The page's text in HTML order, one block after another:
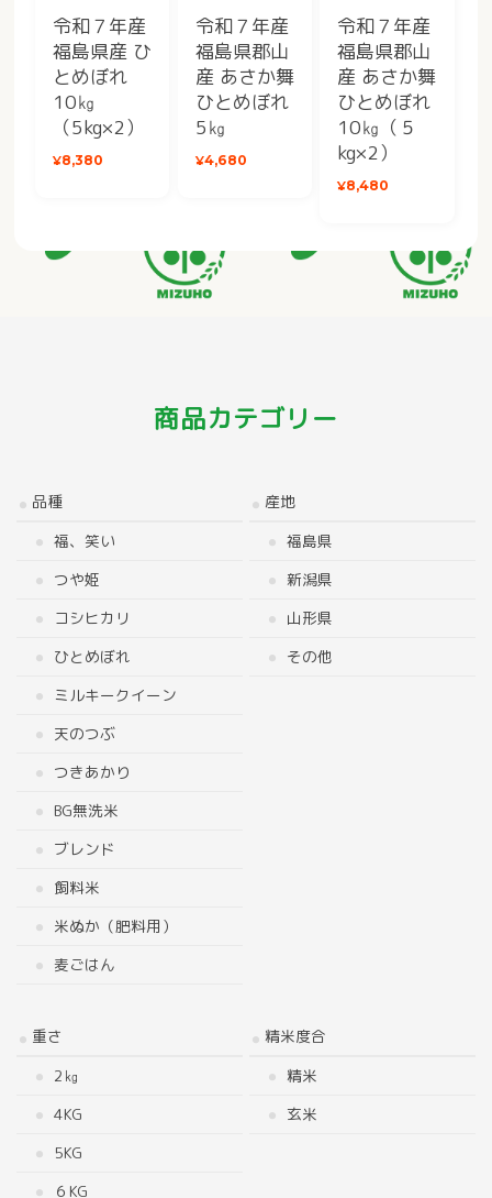
令和７年産
福島県産 ひ
とめぼれ
10㎏
（5kg×2）
¥8,380
令和７年産
福島県郡山
産 あさか舞
ひとめぼれ
5㎏
¥4,680
令和７年産
福島県郡山
産 あさか舞
ひとめぼれ
10㎏（５
kg×2）
¥8,480
商品カテゴリー
品種
福、笑い
つや姫
コシヒカリ
ひとめぼれ
ミルキークイーン
天のつぶ
つきあかり
BG無洗米
ブレンド
飼料米
米ぬか（肥料用）
麦ごはん
産地
福島県
新潟県
山形県
その他
重さ
2㎏
4KG
5KG
６KG
精米度合
精米
玄米